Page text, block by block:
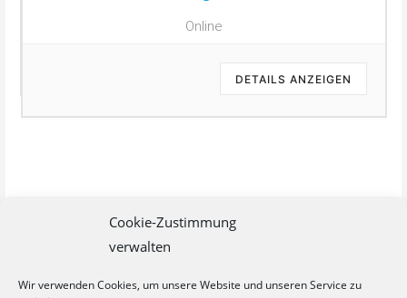
Cookie-Zustimmung
verwalten
Wir verwenden Cookies, um unsere Website und unseren Service zu
Online
DETAILS ANZEIGEN